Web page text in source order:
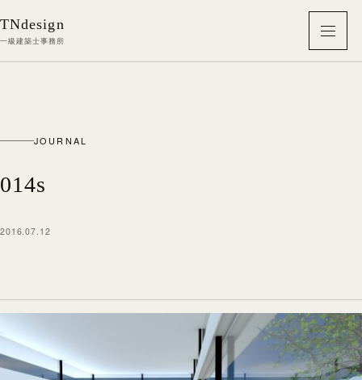
TNdesign
一級建築士事務所 メニ
JOURNAL
014s
2016.07.12